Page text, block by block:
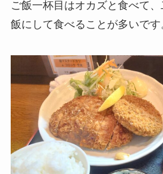
ご飯一杯目はオカズと食べて
飯にして食べることが多いです